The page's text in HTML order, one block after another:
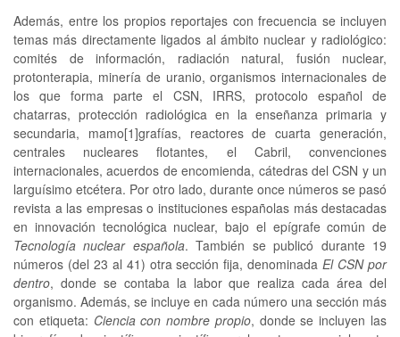
Además, entre los propios reportajes con frecuencia se incluyen
temas más directamente ligados al ámbito nuclear y radiológico:
comités de información, radiación natural, fusión nuclear,
protonterapia, minería de uranio, organismos internacionales de
los que forma parte el CSN, IRRS, protocolo español de
chatarras, protección radiológica en la enseñanza primaria y
secundaria, mamo[1]grafías, reactores de cuarta generación,
centrales nucleares flotantes, el Cabril, convenciones
internacionales, acuerdos de encomienda, cátedras del CSN y un
larguísimo etcétera. Por otro lado, durante once números se pasó
revista a las empresas o instituciones españolas más destacadas
en innovación tecnológica nuclear, bajo el epígrafe común de
Tecnología nuclear española. También se publicó durante 19
números (del 23 al 41) otra sección fija, denominadaEl CSN por
dentro, donde se contaba la labor que realiza cada área del
organismo. Además, se incluye en cada número una sección más
con etiqueta: Ciencia con nombre propio, donde se incluyen las